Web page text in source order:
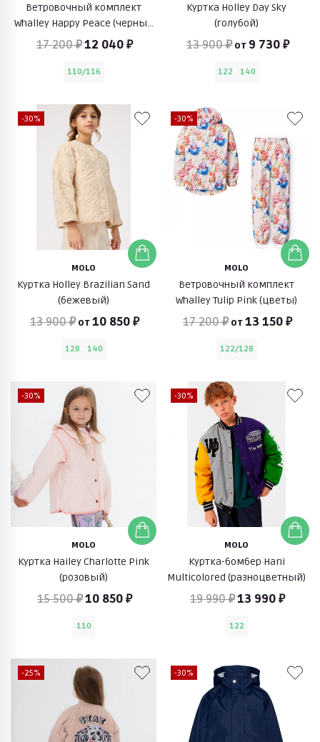
Ветровочный комплект
Whalley Happy Peace (черный
со смайлами)
17 200 ₽12 040 ₽
110/116
Куртка Holley Day Sky
(голубой)
13 900 ₽ от 9 730 ₽
122 140
-30%
MOLO
Куртка Holley Brazilian Sand
(бежевый)
13 900 ₽ от10 850 ₽
128 140
-30%
MOLO
Ветровочный комплект
Whalley Tulip Pink (цветы)
17 200 ₽ от13 150 ₽
122/128
-30%
MOLO
Куртка Hailey Charlotte Pink
(розовый)
15 500 ₽10 850 ₽
110
-30%
MOLO
Куртка-бомбер Hani
Multicolored (разноцветный)
19 990 ₽13 990 ₽
122
-25% -30%